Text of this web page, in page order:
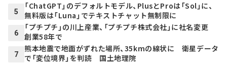
5
「ChatGPT」のデフォルトモデル、PlusとProは「Sol」に、
無料版は「Luna」でテキストチャット無制限に
6
「プチプチ」の川上産業、「プチプチ株式会社」に社名変更
創業58年で
7
熊本地震で地面がずれた場所、35kmの線状に 衛星データ
で「変位境界」を判読 国土地理院